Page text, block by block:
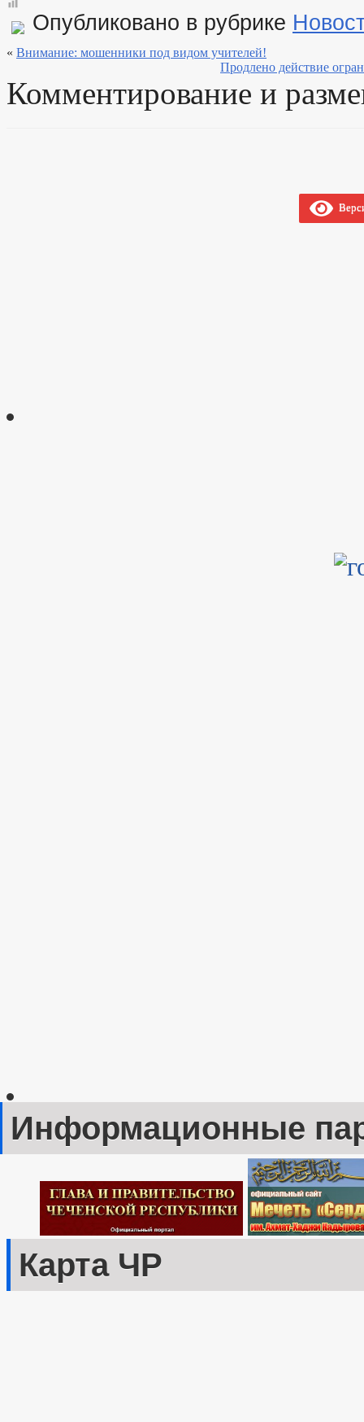
Опубликовано в рубрике
« Внимание: мошенники под видом учителей!
Продлено действие
Комментирование и
Информационные
Карта ЧР